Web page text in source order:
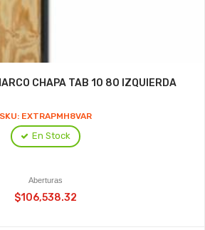
CHAPA TAB 10 80 IZQUIERDA
SKU: EXTRAPMH8VAR
En Stock
Aberturas
$106,538.32